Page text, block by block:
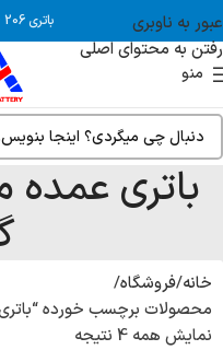
عبور به ناوبری
رفتن به محتوای اصلی
باتری 206
منو
باتری عمده
خانه فروشگاه
محصولات برچسب خورده
نمایش همه 4 نتیجه